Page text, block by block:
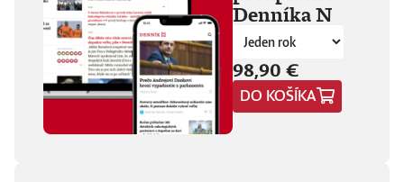
fanúšikovia aj
kritika dávajú palec
hore. Hrá pred
tisíckami ľudí na
festivaloch, vo
vypredaných sálach
aj v malých
punkových
Denníka N
98,90 €
DO KOŠÍKA